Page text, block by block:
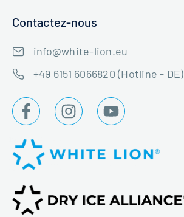
Contactez-nous
info@white-lion.eu
+49 6151 6066820 (Hotline - DE)